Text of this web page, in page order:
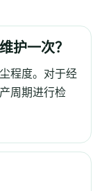
护一次？
程度。对于经
周期进行检